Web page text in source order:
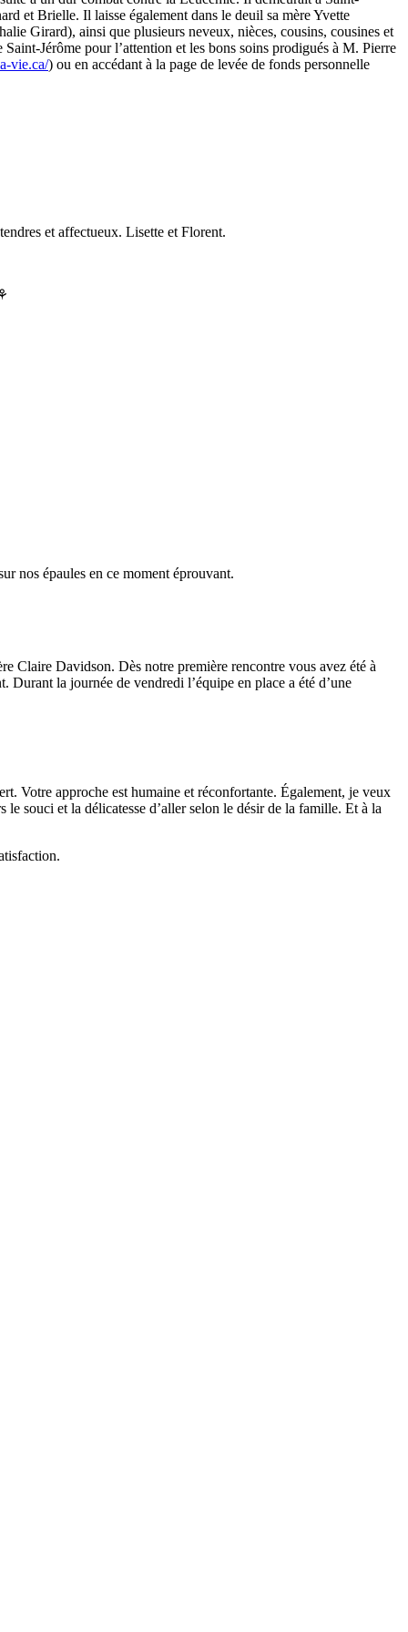
et Brielle. Il laisse également dans le deuil sa mère Yvette
Girard), ainsi que plusieurs neveux, nièces, cousins, cousines et
Jérôme pour l’attention et les bons soins prodigués à M. Pierre
vie.ca/) ou en accédant à la page de levée de fonds personnelle
et affectueux. Lisette et Florent.
nos épaules en ce moment éprouvant.
Claire Davidson. Dès notre première rencontre vous avez été à
Durant la journée de vendredi l’équipe en place a été d’une
Votre approche est humaine et réconfortante. Également, je veux
souci et la délicatesse d’aller selon le désir de la famille. Et à la